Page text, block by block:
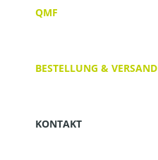
QMF
BESTELLUNG & VERSAND
KONTAKT